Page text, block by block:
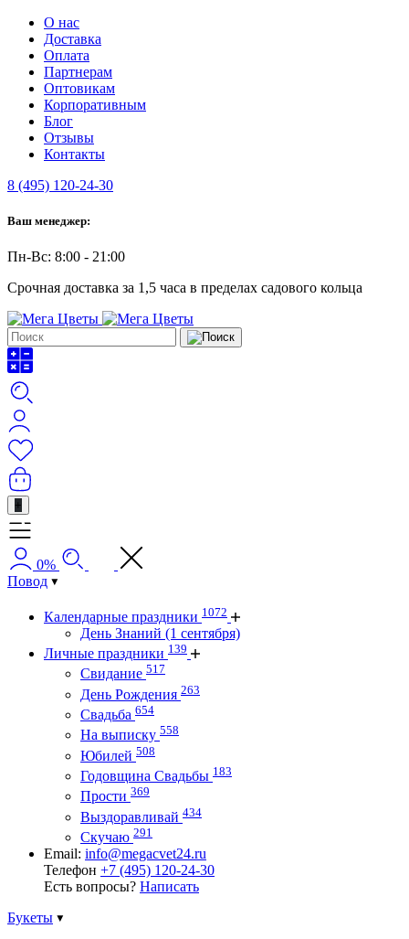
О нас
Доставка
Оплата
Партнерам
Оптовикам
Корпоративным
Блог
Отзывы
Контакты
8 (495) 120-24-30
Ваш менеджер:
Пн-Вс: 8:00 - 21:00
Срочная доставка за 1,5 часа в пределах садового кольца
+
0%
Повод
Календарные праздники 1072
День Знаний (1 сентября)
Личные праздники 139
Свидание 517
День Рождения 263
Свадьба 654
На выписку 558
Юбилей 508
Годовщина Свадьбы 183
Прости 369
Выздоравливай 434
Скучаю 291
Email: info@megacvet24.ru
Телефон +7 (495) 120-24-30
Есть вопросы? Написать
Букеты